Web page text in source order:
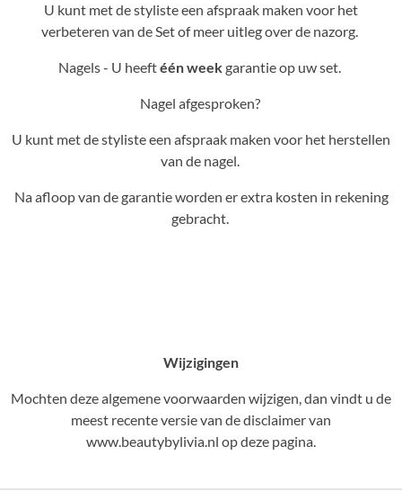
U kunt met de styliste een afspraak maken voor het
verbeteren van de Set of meer uitleg over de nazorg.
Nagels - U heeftéén weekgarantie op uw set.
Nagel afgesproken?
U kunt met de styliste een afspraak maken voor het herstellen
van de nagel.
Na afloop van de garantie worden er extra kosten in rekening
gebracht.
Wijzigingen
Mochten deze algemene voorwaarden wijzigen, dan vindt u de
meest recente versie van de disclaimer van
www.beautybylivia.nl op deze pagina.